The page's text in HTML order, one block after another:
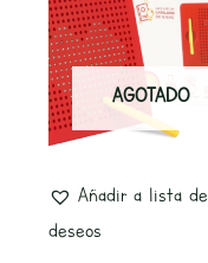
AGOTADO
Añadir a lista de
deseos